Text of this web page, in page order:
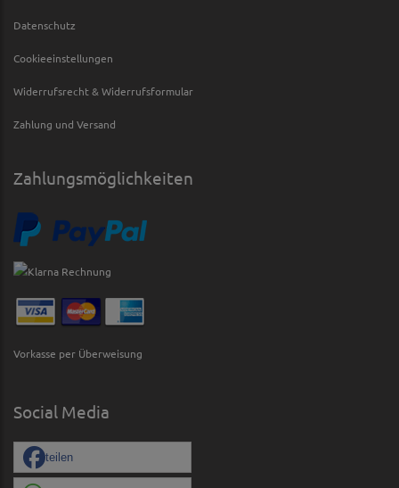
Datenschutz
Cookieeinstellungen
Widerrufsrecht & Widerrufsformular
Zahlung und Versand
Zahlungsmöglichkeiten
Vorkasse per Überweisung
Social Media
teilen